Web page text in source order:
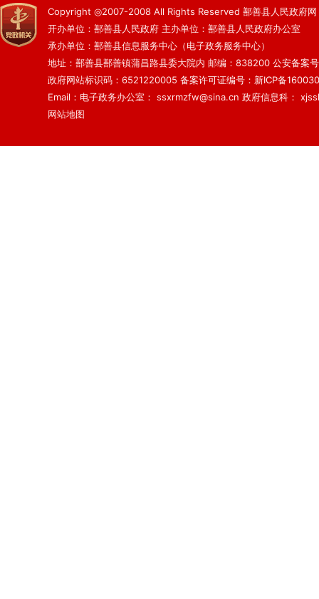
Copyright ◎2007-2008 All Rights Reserved 鄯善县人民政府网
开办单位：鄯善县人民政府 主办单位：鄯善县人民政府办公室
承办单位：鄯善县信息服务中心（电子政务服务中心）
地址：鄯善县鄯善镇蒲昌路县委大院内 邮编：838200 公安备案
政府网站标识码：6521220005 备案许可证编号：新ICP备
Email：电子政务办公室： ssxrmzfw@sina.cn 政府信息科：
网站地图